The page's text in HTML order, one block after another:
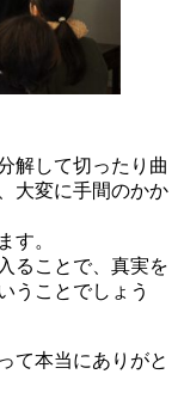
解して切ったり曲
大変に手間のかか
す。
ることで、真実を
うことでしょう
て本当にありがと